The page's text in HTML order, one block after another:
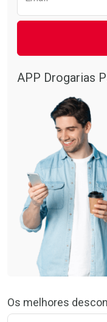
APP Drogarias
Os melhores